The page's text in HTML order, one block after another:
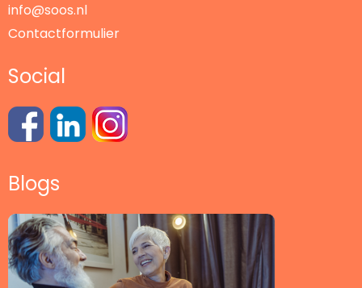
info@soos.nl
Contactformulier
Social
Blogs